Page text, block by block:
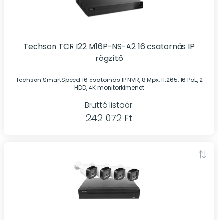
Techson TCR I22 M16P-NS-A2 16 csatornás IP
rögzítő
Techson SmartSpeed 16 csatornás IP NVR, 8 Mpx, H.265, 16 PoE, 2
HDD, 4K monitorkimenet
Bruttó listaár:
242 072 Ft